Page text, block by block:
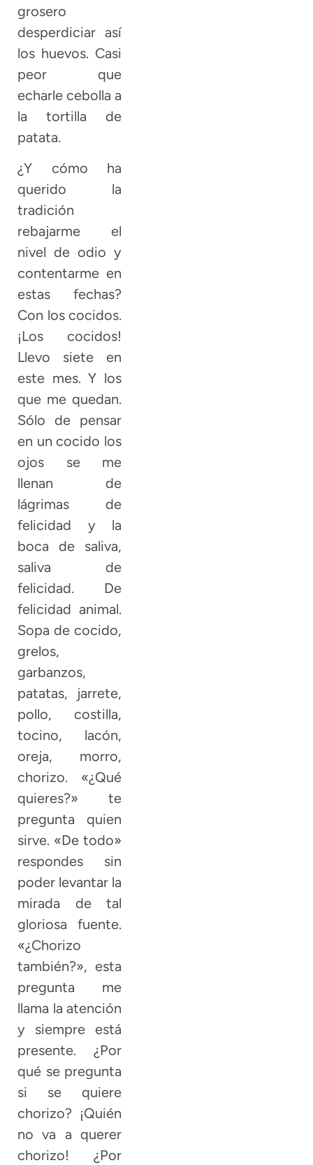
grosero
desperdiciar así
los huevos. Casi
peor que
echarle cebolla a
la tortilla de
patata.
¿Y cómo ha
querido la
tradición
rebajarme el
nivel de odio y
contentarme en
estas fechas?
Con los cocidos.
¡Los cocidos!
Llevo siete en
este mes. Y los
que me quedan.
Sólo de pensar
en un cocido los
ojos se me
llenan de
lágrimas de
felicidad y la
boca de saliva,
saliva de
felicidad. De
felicidad animal.
Sopa de cocido,
grelos,
garbanzos,
patatas, jarrete,
pollo, costilla,
tocino, lacón,
oreja, morro,
chorizo. «¿Qué
quieres?» te
pregunta quien
sirve. «De todo»
respondes sin
poder levantar la
mirada de tal
gloriosa fuente.
«¿Chorizo
también?», esta
pregunta me
llama la atención
y siempre está
presente. ¿Por
qué se pregunta
si se quiere
chorizo? ¡Quién
no va a querer
chorizo! ¿Por